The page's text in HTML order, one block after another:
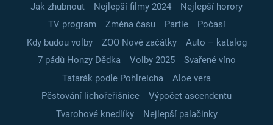
Jak zhubnout Nejlepší filmy 2024
Nejlepší horory
TV program
Změna času Partie
Počasí
Kdy budou volby
ZOO Nové začátky
Auto – katalog
7 pádů Honzy Dědka
Volby 2025
Svařené víno
Tatarák podle Pohlreicha
Aloe vera
Pěstování lichořeřišnice
Výpočet ascendentu
Tvarohové knedlíky
Nejlepší palačinky